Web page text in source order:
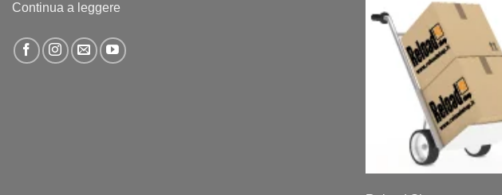
Continua a leggere